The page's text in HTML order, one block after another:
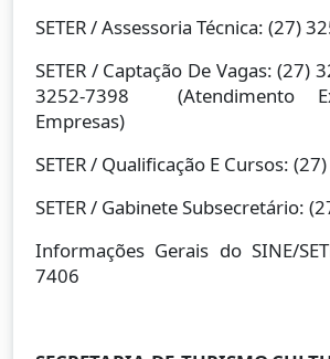
SETER / Assessoria Técnica: (27)
SETER / Captação De Vagas: (27)
3252-7398 (Atendimento
Empresas)
SETER / Qualificação E Cursos:
SETER / Gabinete Subsecretário:
Informações Gerais do SINE/
7406